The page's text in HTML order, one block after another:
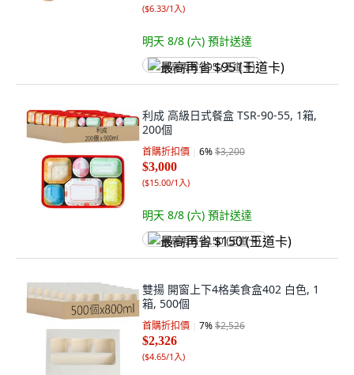
($6.33/1入)
明天 8/8 (六) 預計送達
最高再省 $95 (王道卡)
利成 高級日式餐盒 TSR-90-55, 1箱,
200個
首購折扣價 6%$3,200
$3,000
($15.00/1入)
明天 8/8 (六) 預計送達
最高再省 $150 (王道卡)
雙揚 開窗上下4格美食盒402 白色, 1
箱, 500個
首購折扣價 7%$2,526
$2,326
($4.65/1入)